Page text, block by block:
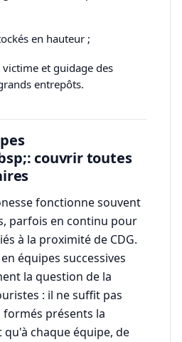
en hauteur ;
et guidage des
entrepôts.
couvrir toutes
fonctionne souvent
parfois en continu pour
à la proximité de CDG.
équipes successives
la question de la
: il ne suffit pas
formés présents la
qu'à chaque équipe, de